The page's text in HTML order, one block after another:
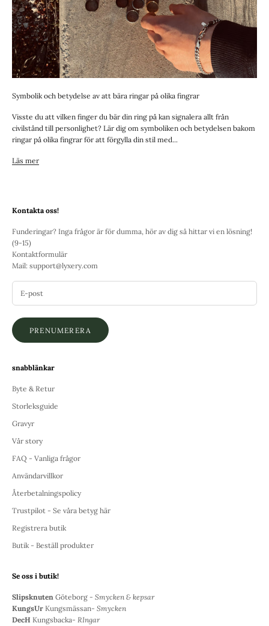
Symbolik och betydelse av att bära ringar på olika fingrar
Visste du att vilken finger du bär din ring på kan signalera allt från
civilstånd till personlighet? Lär dig om symboliken och betydelsen bakom
ringar på olika fingrar för att förgylla din stil med...
Läs mer
Kontakta oss!
Funderingar? Inga frågor är för dumma, hör av dig så hittar vi en lösning!
(9-15)
Kontaktformulär
Mail: support@lyxery.com
PRENUMERERA
snabblänkar
Byte & Retur
Storleksguide
Gravyr
Vår story
FAQ - Vanliga frågor
Användarvillkor
Återbetalningspolicy
Trustpilot - Se våra betyg här
Registrera butik
Butik - Beställ produkter
Se oss i butik!
Slipsknuten Göteborg - Smycken & kepsar
KungsUr Kungsmässan- Smycken
DecH Kungsbacka- RIngar